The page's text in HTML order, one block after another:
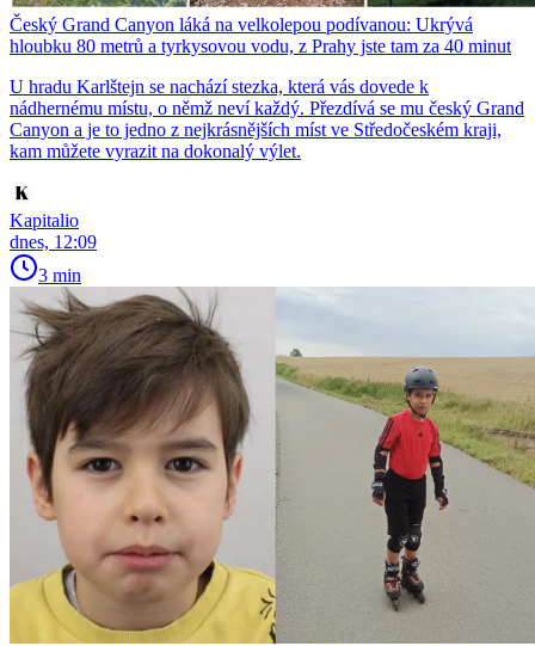
Český Grand Canyon láká na velkolepou podívanou: Ukrývá
hloubku 80 metrů a tyrkysovou vodu, z Prahy jste tam za 40 minut
U hradu Karlštejn se nachází stezka, která vás dovede k
nádhernému místu, o němž neví každý. Přezdívá se mu český Grand
Canyon a je to jedno z nejkrásnějších míst ve Středočeském kraji,
kam můžete vyrazit na dokonalý výlet.
Kapitalio
dnes, 12:09
3 min